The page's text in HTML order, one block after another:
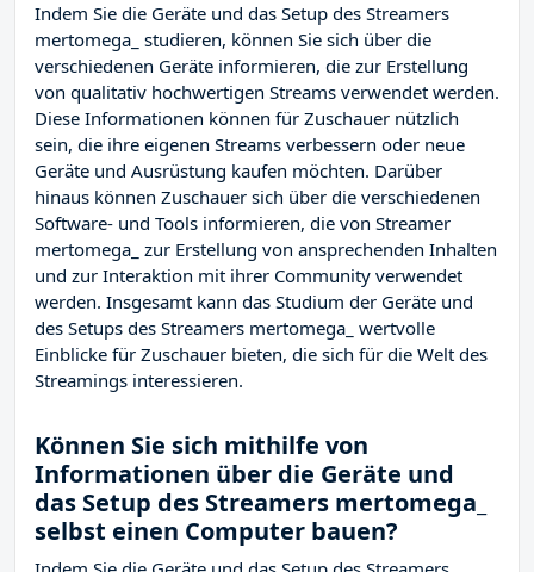
Indem Sie die Geräte und das Setup des Streamers
mertomega_ studieren, können Sie sich über die
verschiedenen Geräte informieren, die zur Erstellung
von qualitativ hochwertigen Streams verwendet werden.
Diese Informationen können für Zuschauer nützlich
sein, die ihre eigenen Streams verbessern oder neue
Geräte und Ausrüstung kaufen möchten. Darüber
hinaus können Zuschauer sich über die verschiedenen
Software- und Tools informieren, die von Streamer
mertomega_ zur Erstellung von ansprechenden Inhalten
und zur Interaktion mit ihrer Community verwendet
werden. Insgesamt kann das Studium der Geräte und
des Setups des Streamers mertomega_ wertvolle
Einblicke für Zuschauer bieten, die sich für die Welt des
Streamings interessieren.
Können Sie sich mithilfe von
Informationen über die Geräte und
das Setup des Streamers mertomega_
selbst einen Computer bauen?